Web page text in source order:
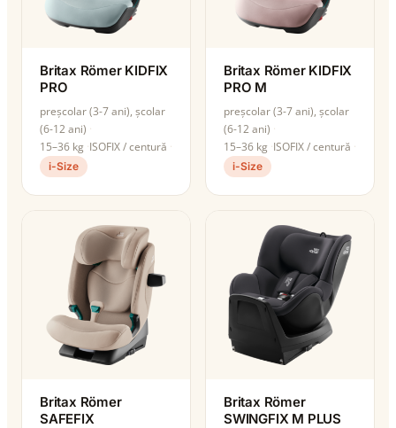
Britax Römer KIDFIX
PRO
preșcolar (3-7 ani), școlar
(6-12 ani)
15–36 kg ISOFIX / centură
i-Size
Britax Römer KIDFIX
PRO M
preșcolar (3-7 ani), școlar
(6-12 ani)
15–36 kg ISOFIX / centură
i-Size
Britax Römer
SAFEFIX
Britax Römer
SWINGFIX M PLUS